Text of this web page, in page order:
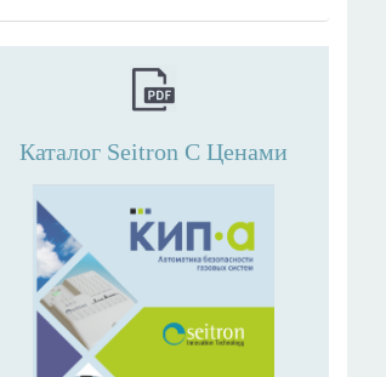
Каталог Seitron С Ценами